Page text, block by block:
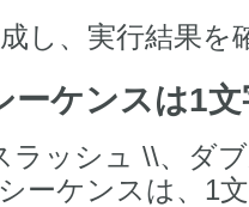
し、実行結果を
ーケンスは1
ラッシュ \\、ダ
ーケンスは、1